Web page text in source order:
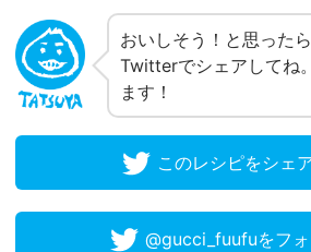
おいしそう！と思ったら
Twitterでシェアしてね
ます！
このレシピをシェ
@gucci_fuufuをフ